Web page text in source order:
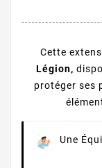
Cette
Légion,
protéger ses
Une